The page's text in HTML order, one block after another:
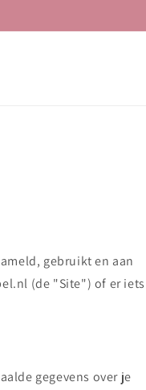
gebruikt en aan
(de "Site") of er iets
gegevens over je